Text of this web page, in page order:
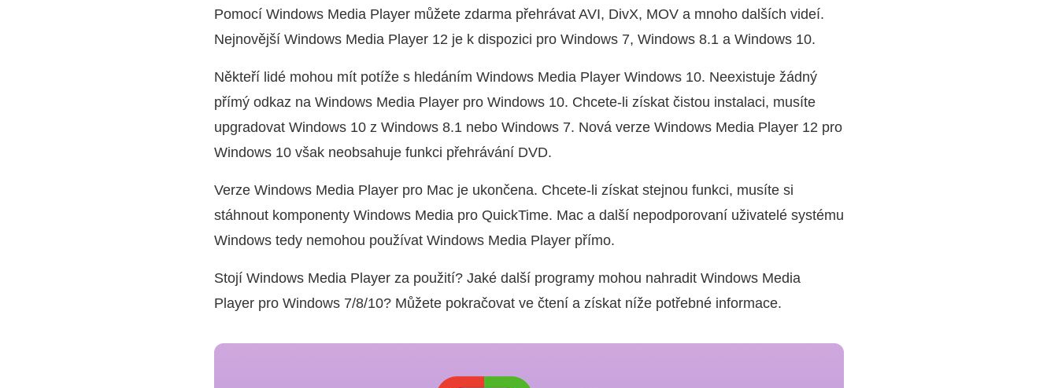
Pomocí Windows Media Player můžete zdarma přehrávat AVI, DivX, MOV a mnoho dalších videí.
Nejnovější Windows Media Player 12 je k dispozici pro Windows 7, Windows 8.1 a Windows 10.
Někteří lidé mohou mít potíže s hledáním Windows Media Player Windows 10. Neexistuje žádný
přímý odkaz na Windows Media Player pro Windows 10. Chcete-li získat čistou instalaci, musíte
upgradovat Windows 10 z Windows 8.1 nebo Windows 7. Nová verze Windows Media Player 12 pro
Windows 10 však neobsahuje funkci přehrávání DVD.
Verze Windows Media Player pro Mac je ukončena. Chcete-li získat stejnou funkci, musíte si
stáhnout komponenty Windows Media pro QuickTime. Mac a další nepodporovaní uživatelé systému
Windows tedy nemohou používat Windows Media Player přímo.
Stojí Windows Media Player za použití? Jaké další programy mohou nahradit Windows Media
Player pro Windows 7/8/10? Můžete pokračovat ve čtení a získat níže potřebné informace.